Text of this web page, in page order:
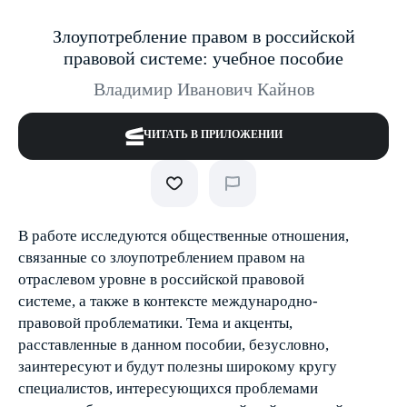
Злоупотребление правом в российской
правовой системе: учебное пособие
Владимир Иванович Кайнов
ЧИТАТЬ В ПРИЛОЖЕНИИ
В работе исследуются общественные отношения,
связанные со злоупотреблением правом на
отраслевом уровне в российской правовой
системе, а также в контексте международно-
правовой проблематики. Тема и акценты,
расставленные в данном пособии, безусловно,
заинтересуют и будут полезны широкому кругу
специалистов, интересующихся проблемами